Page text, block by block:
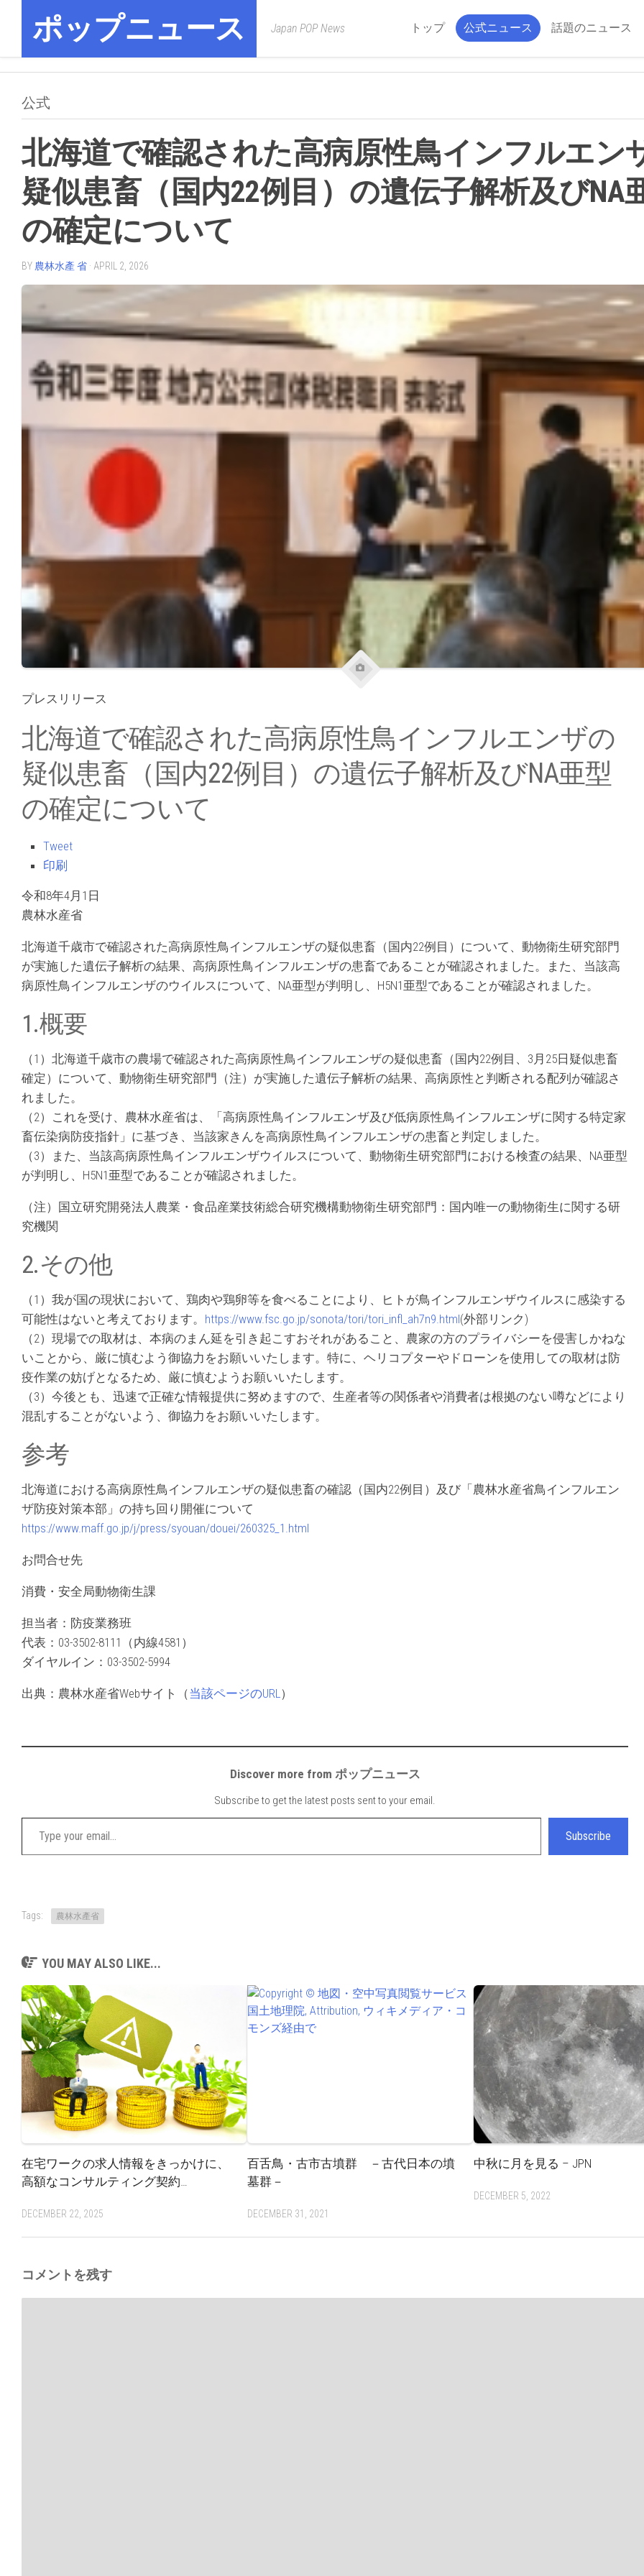
contentポップニュース Japan POP News トップ 公式ニュース 話題のニュース
公式
北海道で確認された高病原性鳥インフルエン
疑似患畜（国内22例目）の遺伝子解析及びNA
の確定について
BY 農林水產 省 · APRIL 2, 2026
プレスリリース
北海道で確認された高病原性鳥インフルエンザの
疑似患畜（国内22例目）の遺伝子解析及びNA亜型
の確定について
Tweet
印刷
令和8年4月1日
農林水産省
北海道千歳市で確認された高病原性鳥インフルエンザの疑似患畜（国内22例目）について、動物衛生研究部門
が実施した遺伝子解析の結果、高病原性鳥インフルエンザの患畜であることが確認されました。また、当該高
病原性鳥インフルエンザのウイルスについて、NA亜型が判明し、H5N1亜型であることが確認されました。
1.概要
（1）北海道千歳市の農場で確認された高病原性鳥インフルエンザの疑似患畜（国内22例目、3月25日疑似患畜
確定）について、動物衛生研究部門（注）が実施した遺伝子解析の結果、高病原性と判断される配列が確認さ
れました。
（2）これを受け、農林水産省は、「高病原性鳥インフルエンザ及び低病原性鳥インフルエンザに関する特定家
畜伝染病防疫指針」に基づき、当該家きんを高病原性鳥インフルエンザの患畜と判定しました。
（3）また、当該高病原性鳥インフルエンザウイルスについて、動物衛生研究部門における検査の結果、NA亜型
が判明し、H5N1亜型であることが確認されました。
（注）国立研究開発法人農業・食品産業技術総合研究機構動物衛生研究部門：国内唯一の動物衛生に関する研
究機関
2.その他
（1）我が国の現状において、鶏肉や鶏卵等を食べることにより、ヒトが鳥インフルエンザウイルスに感染する
可能性はないと考えております。 https://www.fsc.go.jp/sonota/tori/tori_infl_ah7n9.html(外部リンク)
（2）現場での取材は、本病のまん延を引き起こすおそれがあること、農家の方のプライバシーを侵害しかねな
いことから、厳に慎むよう御協力をお願いいたします。特に、ヘリコプターやドローンを使用しての取材は防
疫作業の妨げとなるため、厳に慎むようお願いいたします。
（3）今後とも、迅速で正確な情報提供に努めますので、生産者等の関係者や消費者は根拠のない噂などにより
混乱することがないよう、御協力をお願いいたします。
参考
北海道における高病原性鳥インフルエンザの疑似患畜の確認（国内22例目）及び「農林水産省鳥インフルエン
ザ防疫対策本部」の持ち回り開催について
https://www.maff.go.jp/j/press/syouan/douei/260325_1.html
お問合せ先
消費・安全局動物衛生課
担当者：防疫業務班
代表：03-3502-8111（内線4581）
ダイヤルイン：03-3502-5994
出典：農林水産省Webサイト（当該ページのURL）
Discover more from ポップニュース
Subscribe to get the latest posts sent to your email.
Type your email…
Subscribe
Tags: 農林水產省
YOU MAY ALSO LIKE...
在宅ワークの求人情報をきっかけに、
高額なコンサルティング契約…
DECEMBER 22, 2025
百舌鳥・古市古墳群 －古代日本の墳
墓群－
DECEMBER 31, 2021
中秋に月を見る – JPN
DECEMBER 5, 2022
コメントを残す